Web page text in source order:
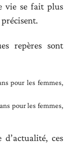
vie se fait plus
repères sont
pour les femmes,
pour les femmes,
ces